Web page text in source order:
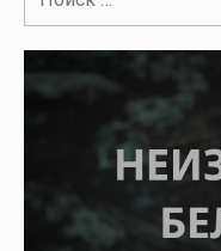
для: